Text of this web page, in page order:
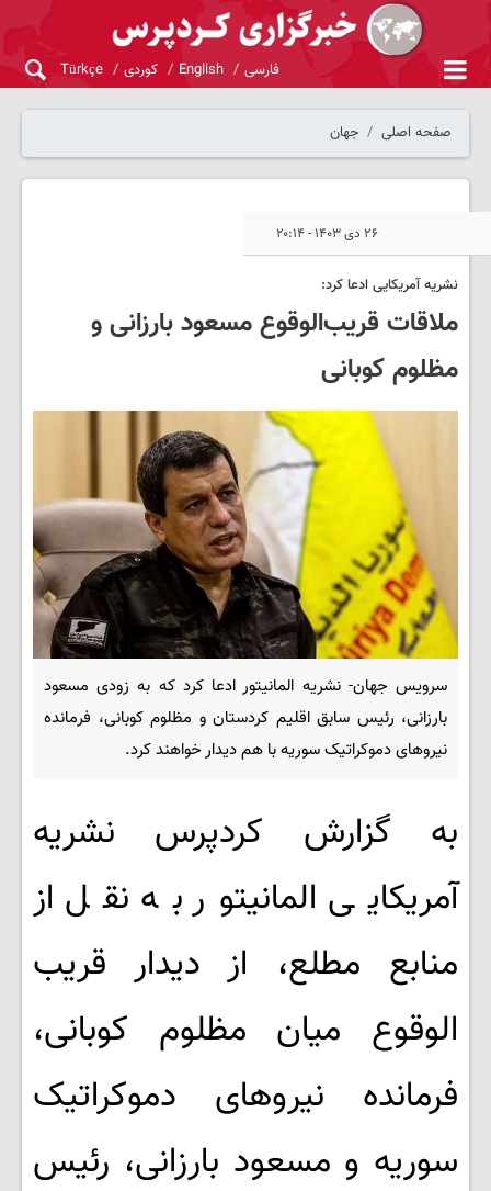
فارسی English کوردی Türkçe
صفحه اصلی جهان
۲۶ دی ۱۴۰۳ - ۲۰:۱۴
نشریه آمریکایی ادعا کرد:
ملاقات قریب‌الوقوع مسعود بارزانی و
مظلوم کوبانی
سرویس جهان- نشریه المانیتور ادعا کرد که به زودی مسعود
بارزانی، رئیس سابق اقلیم کردستان و مظلوم کوبانی، فرمانده
نیروهای دموکراتیک سوریه با هم دیدار خواهند کرد.
به گزارش کردپرس نشریه
آمریکایی المانیتور به نقل از
منابع مطلع، از دیدار قریب
الوقوع میان مظلوم کوبانی،
فرمانده نیروهای دموکراتیک
سوریه و مسعود بارزانی، رئیس